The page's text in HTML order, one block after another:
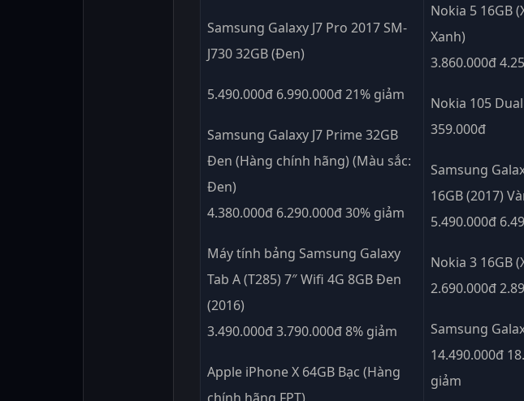
Samsung Galaxy J7 Pro 2017 SM-
J730 32GB (Đen)
5.490.000đ 6.990.000đ 21% giảm
Samsung Galaxy J7 Prime 32GB
Đen (Hàng chính hãng) (Màu sắc:
Đen)
4.380.000đ 6.290.000đ 30% giảm
Máy tính bảng Samsung Galaxy
Tab A (T285) 7″ Wifi 4G 8GB Đen
(2016)
3.490.000đ 3.790.000đ 8% giảm
Apple iPhone X 64GB Bạc (Hàng
Nokia 5 16GB
Xanh)
3.860.000đ
Nokia 105
359.000đ
Samsung
16GB (2017)
5.490.000đ
Nokia 3 16GB
2.690.000đ
Samsung
14.490.000đ
giảm